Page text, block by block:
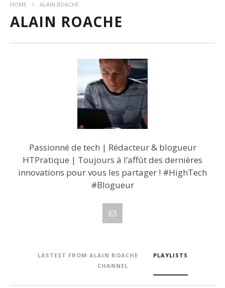
HOME ALAIN ROACHE
ALAIN ROACHE
Passionné de tech | Rédacteur & blogueur
HTPratique | Toujours à l’affût des dernières
innovations pour vous les partager ! #HighTech
#Blogueur
LASTEST FROM ALAIN ROACHE
PLAYLISTS
CHANNEL